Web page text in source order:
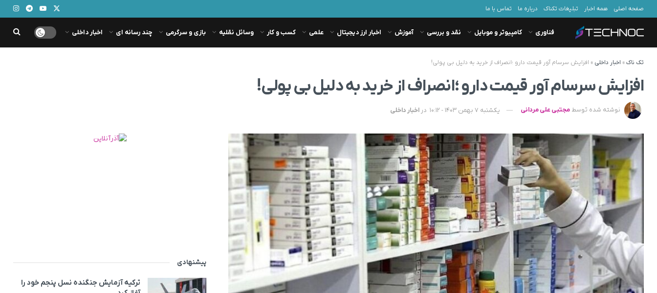
صفحه اصلی همه اخبار تبلیغات تکناک درباره ما تماس با ما
فناوری کامپیوتر و موبایل نقد و بررسی آموزش اخبار ارز دیجیتال علمی کسب و کار وسائل نقلیه بازی و سرگرمی چند رسانه ای اخبار داخلی
تک ناک» اخبار داخلی » افزایش سرسام آور قیمت دارو ؛انصراف از خرید به دلیل بی پولی!
افزایش سرسام آور قیمت دارو ؛انصراف از خرید به دلیل بی پولی!
نوشته شده توسط مجتبی علی مردانی یکشنبه 7 بهمن 1403 - 10:12 در اخبار داخلی
پیشنهادی
ترکیه آزمایش جنگنده نسل پنجم خود را